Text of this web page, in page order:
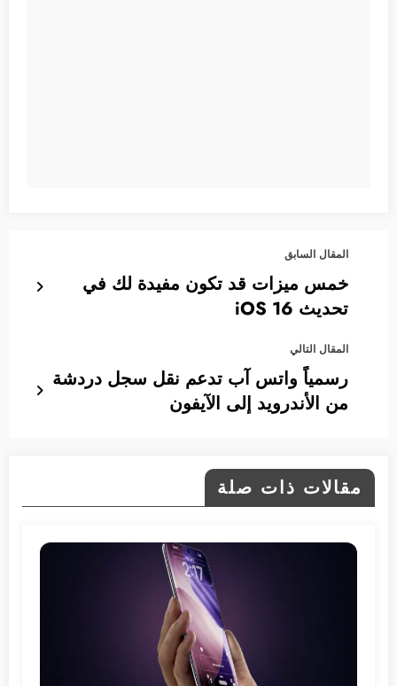
المقال السابق
خمس ميزات قد تكون مفيدة لك في
تحديث iOS 16
المقال التالي
رسمياً واتس آب تدعم نقل سجل دردشة
من الأندرويد إلى الآيفون
مقالات ذات صلة